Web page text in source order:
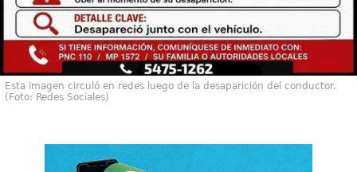
Esta imagen circuló en redes luego de la desaparición del conductor.
(Foto: Redes Sociales)